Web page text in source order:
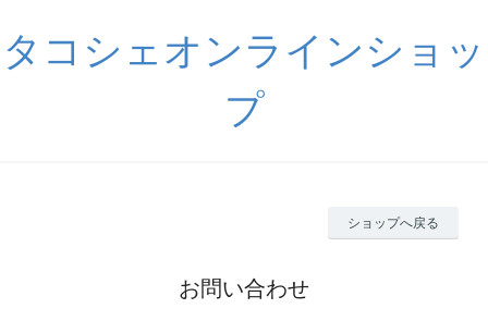
タコシェオンラインショッ
プ
ショップへ戻る
お問い合わせ